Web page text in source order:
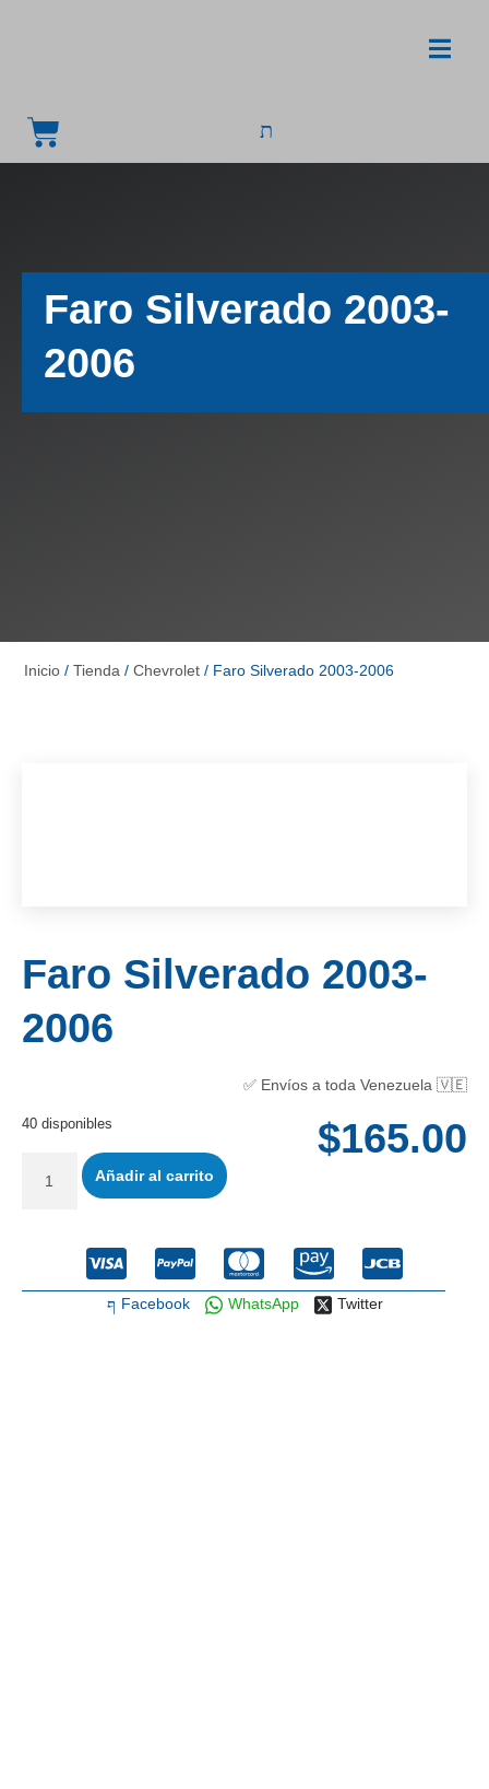
Faro Silverado 2003-
2006
Inicio / Tienda / Chevrolet / Faro Silverado 2003-2006
Faro Silverado 2003-
2006
✅ Envíos a toda Venezuela 🇻🇪
$165.00
40 disponibles
Añadir al carrito
Facebook WhatsApp Twitter